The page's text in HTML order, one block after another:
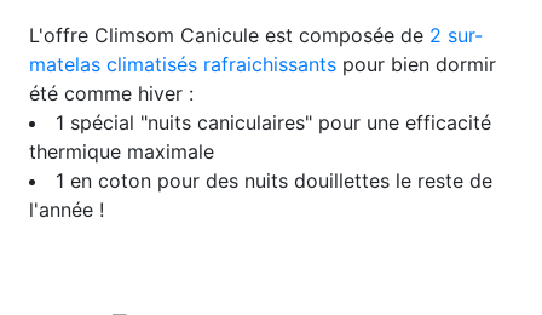
L'offre Climsom Canicule est composée de 2 sur-
matelas climatisés rafraichissants pour bien dormir
été comme hiver :
1 spécial "nuits caniculaires" pour une efficacité
thermique maximale
1 en coton pour des nuits douillettes le reste de
l'année !